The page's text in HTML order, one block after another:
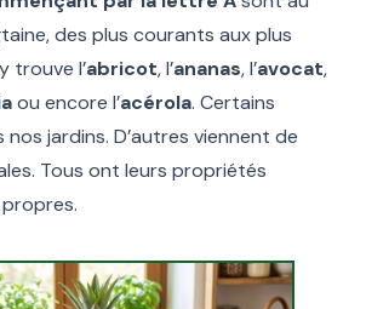
des plus courants aux plus
trouve l’abricot, l’ananas, l’avocat,
ou encore l’acérola. Certains
jardins. D’autres viennent de
Tous ont leurs propriétés